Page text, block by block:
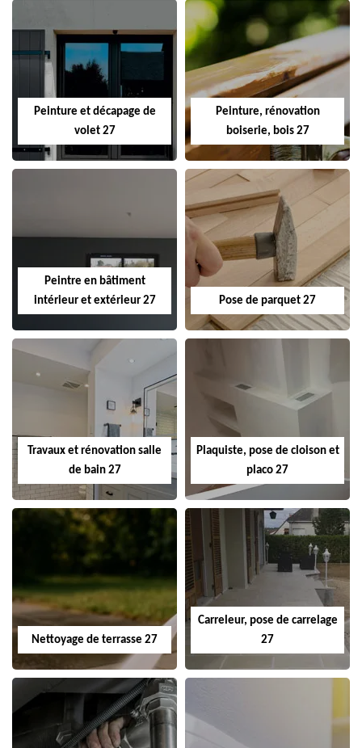
Peinture et décapage de
volet 27
Peinture, rénovation
boiserie, bois 27
Peintre en bâtiment
intérieur et extérieur 27
Pose de parquet 27
Travaux et rénovation salle
de bain 27
Plaquiste, pose de cloison et
placo 27
Nettoyage de terrasse 27
Carreleur, pose de carrelage
27